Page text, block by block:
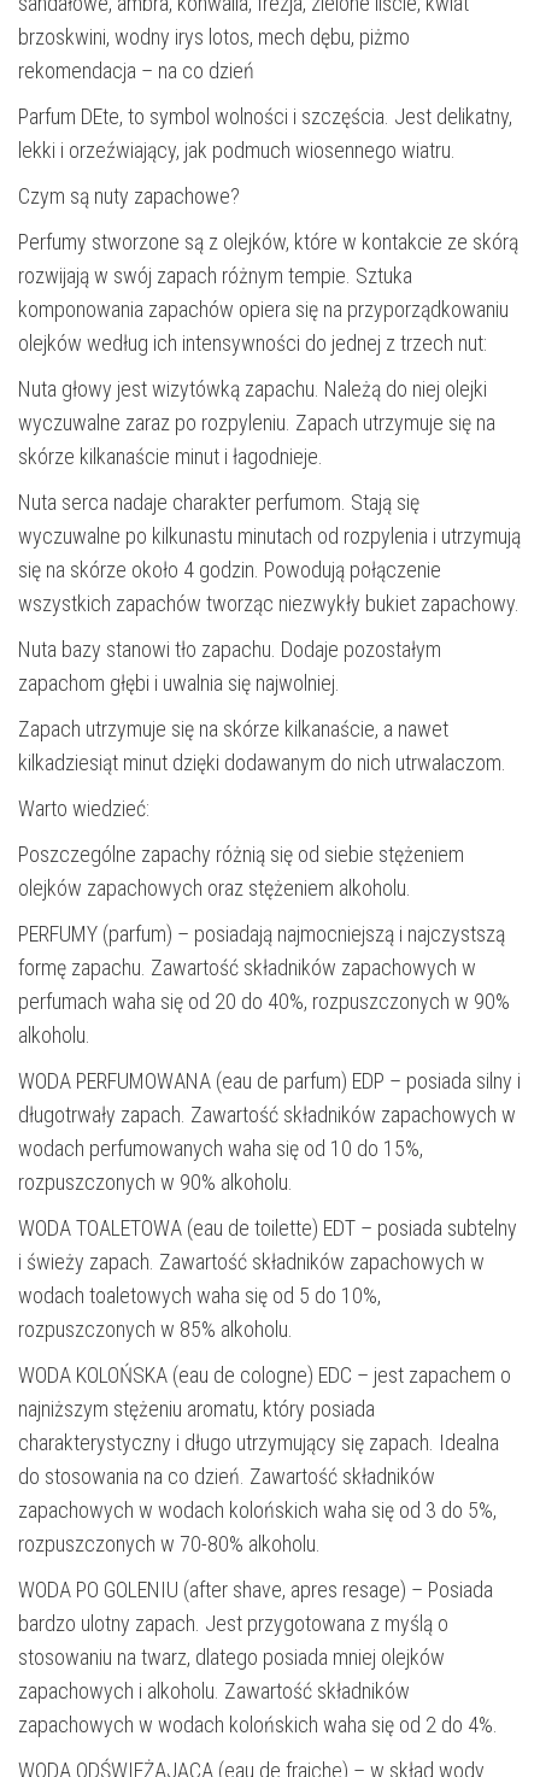
brzoskwini, wodny irys lotos, mech dębu, piżmo
rekomendacja – na co dzień
Parfum DEte, to symbol wolności i szczęścia. Jest delikatny,
lekki i orzeźwiający, jak podmuch wiosennego wiatru.
Czym są nuty zapachowe?
Perfumy stworzone są z olejków, które w kontakcie ze skórą
rozwijają w swój zapach różnym tempie. Sztuka
komponowania zapachów opiera się na przyporządkowaniu
olejków według ich intensywności do jednej z trzech nut:
Nuta głowy jest wizytówką zapachu. Należą do niej olejki
wyczuwalne zaraz po rozpyleniu. Zapach utrzymuje się na
skórze kilkanaście minut i łagodnieje.
Nuta serca nadaje charakter perfumom. Stają się
wyczuwalne po kilkunastu minutach od rozpylenia i utrzymują
się na skórze około 4 godzin. Powodują połączenie
wszystkich zapachów tworząc niezwykły bukiet zapachowy.
Nuta bazy stanowi tło zapachu. Dodaje pozostałym
zapachom głębi i uwalnia się najwolniej.
Zapach utrzymuje się na skórze kilkanaście, a nawet
kilkadziesiąt minut dzięki dodawanym do nich utrwalaczom.
Warto wiedzieć:
Poszczególne zapachy różnią się od siebie stężeniem
olejków zapachowych oraz stężeniem alkoholu.
PERFUMY (parfum) – posiadają najmocniejszą i najczystszą
formę zapachu. Zawartość składników zapachowych w
perfumach waha się od 20 do 40%, rozpuszczonych w 90%
alkoholu.
WODA PERFUMOWANA (eau de parfum) EDP – posiada silny i
długotrwały zapach. Zawartość składników zapachowych w
wodach perfumowanych waha się od 10 do 15%,
rozpuszczonych w 90% alkoholu.
WODA TOALETOWA (eau de toilette) EDT – posiada subtelny
i świeży zapach. Zawartość składników zapachowych w
wodach toaletowych waha się od 5 do 10%,
rozpuszczonych w 85% alkoholu.
WODA KOLOŃSKA (eau de cologne) EDC – jest zapachem o
najniższym stężeniu aromatu, który posiada
charakterystyczny i długo utrzymujący się zapach. Idealna
do stosowania na co dzień. Zawartość składników
zapachowych w wodach kolońskich waha się od 3 do 5%,
rozpuszczonych w 70-80% alkoholu.
WODA PO GOLENIU (after shave, apres resage) – Posiada
bardzo ulotny zapach. Jest przygotowana z myślą o
stosowaniu na twarz, dlatego posiada mniej olejków
zapachowych i alkoholu. Zawartość składników
zapachowych w wodach kolońskich waha się od 2 do 4%.
WODA ODŚWIEŻAJĄCA (eau de fraiche) – w skład wody